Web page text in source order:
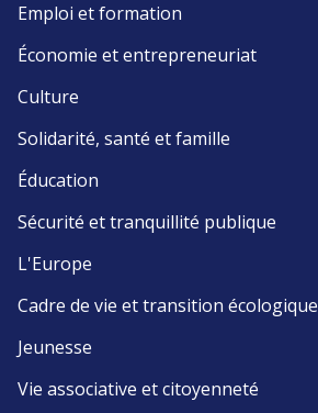
Emploi et formation
Économie et entrepreneuriat
Culture
Solidarité, santé et famille
Éducation
Sécurité et tranquillité publique
L'Europe
Cadre de vie et transition écologique
Jeunesse
Vie associative et citoyenneté